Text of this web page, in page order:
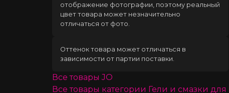
отображение фотографии, поэтому реальный
цвет товара может незначительно
отличаться от фото.
Оттенок товара может отличаться в
зависимости от партии поставки.
Все товарыJO
Все товары категории Гели и смазки для